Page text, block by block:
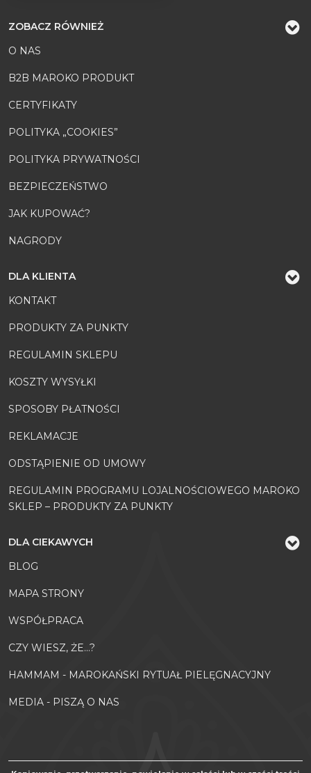
ZOBACZ RÓWNIEŻ
O NAS
B2B MAROKO PRODUKT
CERTYFIKATY
POLITYKA „COOKIES”
POLITYKA PRYWATNOŚCI
BEZPIECZEŃSTWO
JAK KUPOWAĆ?
NAGRODY
DLA KLIENTA
KONTAKT
PRODUKTY ZA PUNKTY
REGULAMIN SKLEPU
KOSZTY WYSYŁKI
SPOSOBY PŁATNOŚCI
REKLAMACJE
ODSTĄPIENIE OD UMOWY
REGULAMIN PROGRAMU LOJALNOŚCIOWEGO MAROKO
SKLEP – PRODUKTY ZA PUNKTY
DLA CIEKAWYCH
BLOG
MAPA STRONY
WSPÓŁPRACA
CZY WIESZ, ŻE...?
HAMMAM - MAROKAŃSKI RYTUAŁ PIELĘGNACYJNY
MEDIA - PISZĄ O NAS